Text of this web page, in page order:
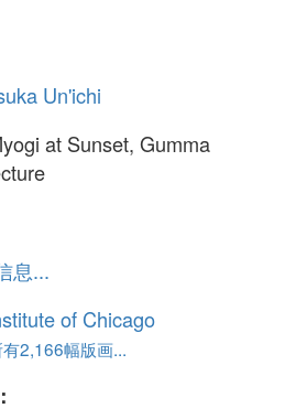
Un'ichi
at Sunset, Gumma
息...
of Chicago
2,166幅版画...